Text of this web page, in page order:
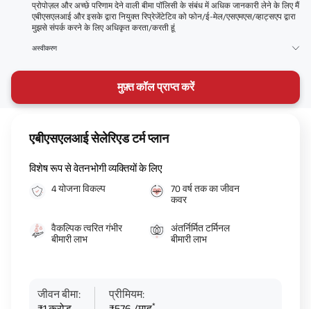
प्रोपोज़ल और अच्छे परिणाम देने वाली बीमा पॉलिसी के संबंध में अधिक जानकारी लेने के लिए मैं
एबीएसएलआई और इसके द्वारा नियुक्त रिप्रेजेंटेटिव को फोन/ई-मेल/एसएमएस/व्हाट्सएप द्वारा
मुझसे संपर्क करने के लिए अधिकृत करता/करती हूं
अस्वीकरण
मुफ़्त कॉल प्राप्त करें
एबीएसएलआई सेलेरिएड टर्म प्लान
विशेष रूप से वेतनभोगी व्यक्तियों के लिए
4 योजना विकल्प
70 वर्ष तक का जीवन
कवर
वैकल्पिक त्वरित गंभीर
बीमारी लाभ
अंतर्निर्मित टर्मिनल
बीमारी लाभ
जीवन बीमा:
प्रीमियम:
*